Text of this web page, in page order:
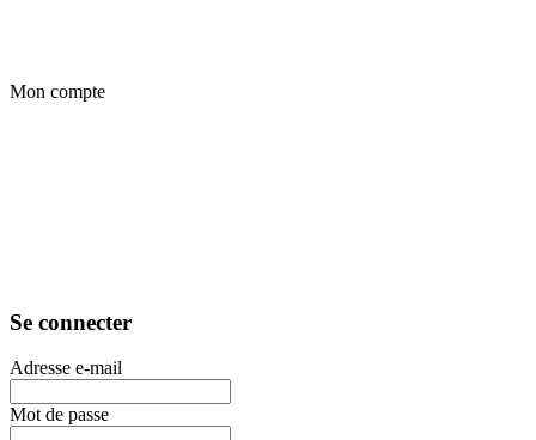
Mon compte
Se connecter
Adresse e-mail
Mot de passe